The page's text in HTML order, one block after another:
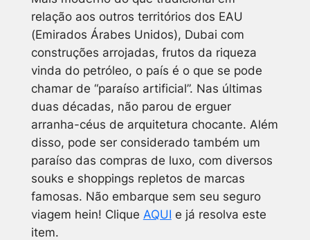
relação aos outros territórios dos EAU
(Emirados Árabes Unidos), Dubai com
construções arrojadas, frutos da riqueza
vinda do petróleo, o país é o que se pode
chamar de “paraíso artificial”. Nas últimas
duas décadas, não parou de erguer
arranha-céus de arquitetura chocante. Além
disso, pode ser considerado também um
paraíso das compras de luxo, com diversos
souks e shoppings repletos de marcas
famosas. Não embarque sem seu seguro
viagem hein! Clique AQUI e já resolva este
item.